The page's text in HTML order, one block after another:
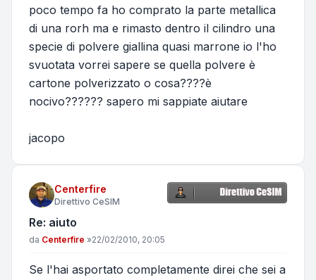
poco tempo fa ho comprato la parte metallica
di una rorh ma e rimasto dentro il cilindro una
specie di polvere giallina quasi marrone io l'ho
svuotata vorrei sapere se quella polvere è
cartone polverizzato o cosa????è
nocivo?????? sapero mi sappiate aiutare
jacopo
Centerfire
Direttivo CeSIM
Re: aiuto
Messaggio
da Centerfire »22/02/2010, 20:05
Se l'hai asportato completamente direi che sei a